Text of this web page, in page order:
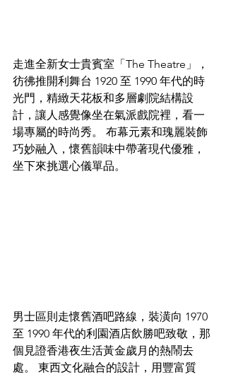
走進全新女士貴賓室「The Theatre」，
彷彿推開利舞台 1920 至 1990 年代的時
光門，精緻天花板和多層劇院結構設
計，讓人感覺像坐在氣派戲院裡，看一
場專屬的時尚秀。 布幕元素和瑰麗裝飾
巧妙融入，懷舊韻味中帶著現代優雅，
坐下來挑選心儀單品。​
男士區則走懷舊酒吧路線，裝潢向 1970
至 1990 年代的利園酒店飲勝吧致敬，那
個見證香港夜生活黃金歲月的熱鬧去
處。 東西文化融合的設計，用豐富質